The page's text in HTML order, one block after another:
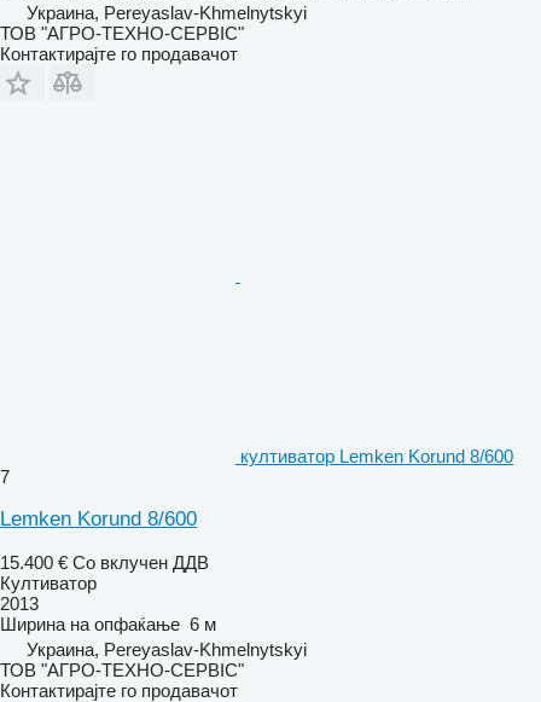
Украина, Pereyaslav-Khmelnytskyi
ТОВ "АГРО-ТЕХНО-СЕРВІС"
Контактирајте го продавачот
култиватор Lemken Korund 8/600
7
Lemken Korund 8/600
15.400 € Со вклучен ДДВ
Култиватор
2013
Ширина на опфаќање 6 м
Украина, Pereyaslav-Khmelnytskyi
ТОВ "АГРО-ТЕХНО-СЕРВІС"
Контактирајте го продавачот